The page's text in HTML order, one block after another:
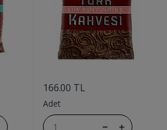
166.00 TL
Adet